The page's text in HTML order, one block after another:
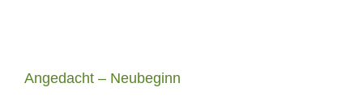
Angedacht – Neubeginn